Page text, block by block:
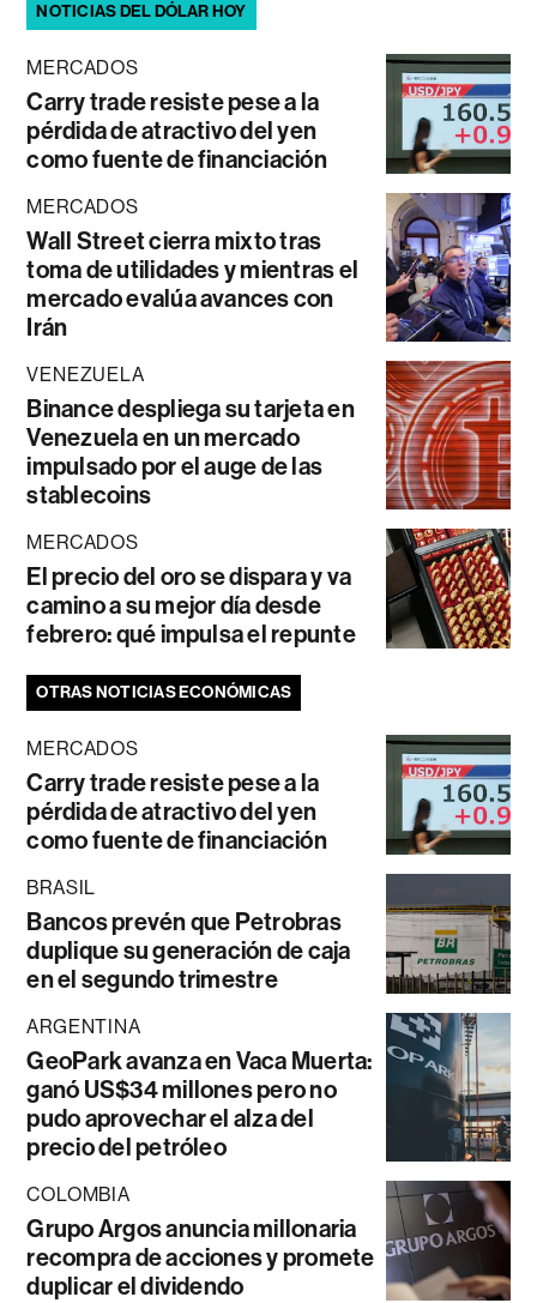
NOTICIAS DEL DÓLAR HOY
MERCADOS
Carry trade resiste pese a la
pérdida de atractivo del yen
como fuente de financiación
MERCADOS
Wall Street cierra mixto tras
toma de utilidades y mientras el
mercado evalúa avances con
Irán
VENEZUELA
Binance despliega su tarjeta en
Venezuela en un mercado
impulsado por el auge de las
stablecoins
MERCADOS
El precio del oro se dispara y va
camino a su mejor día desde
febrero: qué impulsa el repunte
OTRAS NOTICIAS ECONÓMICAS
MERCADOS
Carry trade resiste pese a la
pérdida de atractivo del yen
como fuente de financiación
BRASIL
Bancos prevén que Petrobras
duplique su generación de caja
en el segundo trimestre
ARGENTINA
GeoPark avanza en Vaca Muerta:
ganó US$34 millones pero no
pudo aprovechar el alza del
precio del petróleo
COLOMBIA
Grupo Argos anuncia millonaria
recompra de acciones y promete
duplicar el dividendo